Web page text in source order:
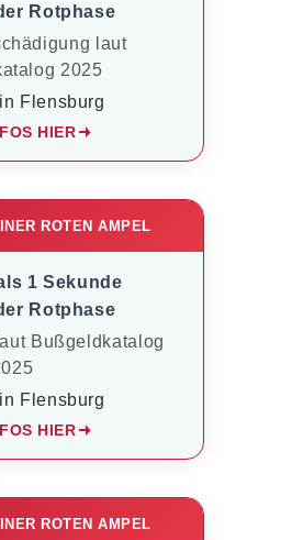
Rotphase
laut
2025
Flensburg
HIER
ROTEN AMPEL
1 Sekunde
Rotphase
Bußgeldkatalog
Flensburg
HIER
ROTEN AMPEL